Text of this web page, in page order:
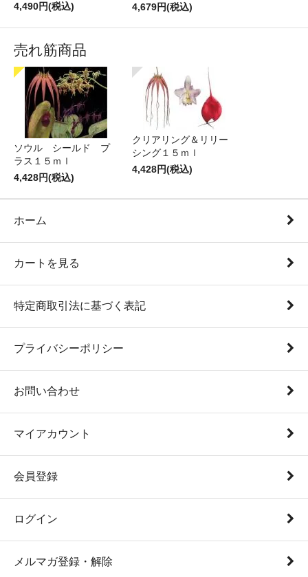
4,490円(税込)
4,679円(税込)
売れ筋商品
ソウル シールド プ
ラス１５ｍｌ
4,428円(税込)
クリアリング＆リリー
シング１５ｍｌ
4,428円(税込)
ホーム
カートを見る
特定商取引法に基づく表記
プライバシーポリシー
お問い合わせ
マイアカウント
会員登録
ログイン
メルマガ登録・解除